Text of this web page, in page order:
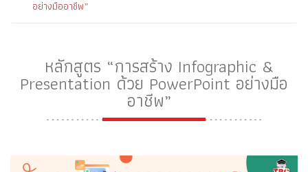
อย่างมืออาชีพ”
หลักสูตร “การสร้าง Infographic &
Presentation ด้วย PowerPoint อย่างมือ
อาชีพ”